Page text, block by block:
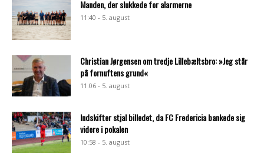
Manden, der slukkede for alarmerne
11:40 - 5. august
Christian Jørgensen om tredje Lillebæltsbro: »Jeg står
på fornuftens grund«
11:06 - 5. august
Indskifter stjal billedet, da FC Fredericia bankede sig
videre i pokalen
10:58 - 5. august